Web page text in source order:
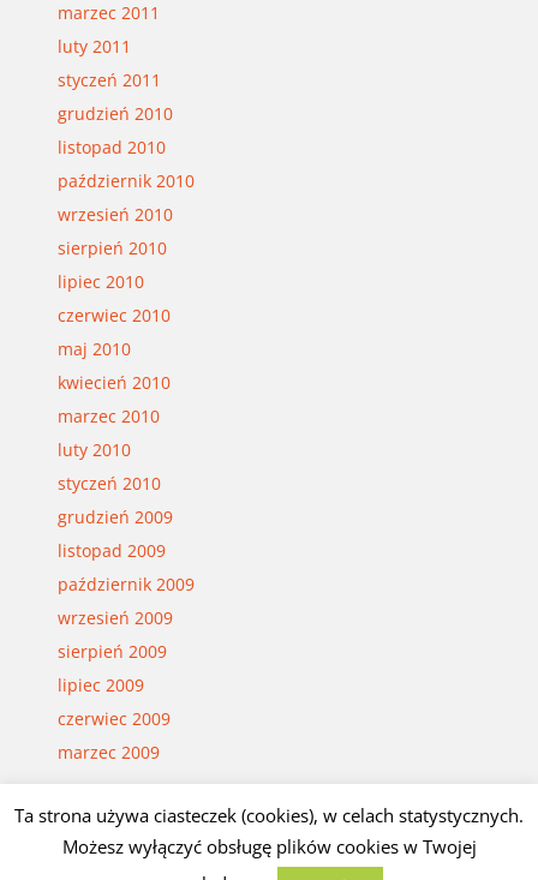
marzec 2011
luty 2011
styczeń 2011
grudzień 2010
listopad 2010
październik 2010
wrzesień 2010
sierpień 2010
lipiec 2010
czerwiec 2010
maj 2010
kwiecień 2010
marzec 2010
luty 2010
styczeń 2010
grudzień 2009
listopad 2009
październik 2009
wrzesień 2009
sierpień 2009
lipiec 2009
czerwiec 2009
marzec 2009
© Czesław Białczyński
Ta strona używa ciasteczek (cookies), w celach statystycznych.
Możesz wyłączyć obsługę plików cookies w Twojej